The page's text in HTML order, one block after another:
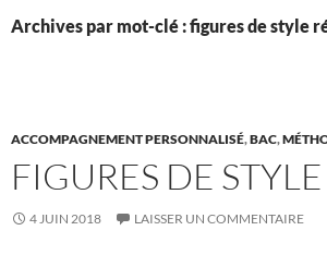
Archives par mot-clé : figures de style
ACCOMPAGNEMENT PERSONNALISÉ,BAC,
FIGURES DE
4 JUIN 2018 LAISSER UN COMMENTAIRE